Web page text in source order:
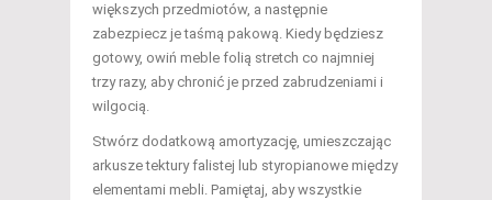
większych przedmiotów, a następnie
zabezpiecz je taśmą pakową. Kiedy będziesz
gotowy, owiń meble folią stretch co najmniej
trzy razy, aby chronić je przed zabrudzeniami i
wilgocią.
Stwórz dodatkową amortyzację, umieszczając
arkusze tektury falistej lub styropianowe między
elementami mebli. Pamiętaj, aby wszystkie